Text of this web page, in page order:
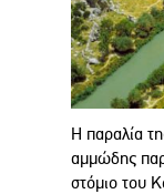
Η παραλία
αμμώδης
στόμιο του